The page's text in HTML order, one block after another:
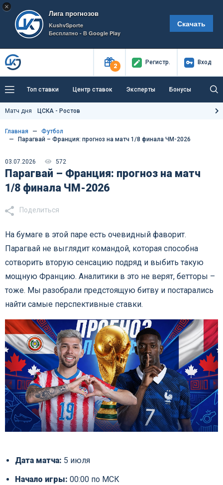
×
Лига прогнозов
KushvSporte
Бесплатно - В Google Play
Скачать
2
Регистр. Вход
Топ ставки Центр ставок Эксперты Бонусы
Тренды Букмекеры
Как тут заработать?
Матч дня ЦСКА - Ростов
Главная
Футбол
Парагвай – Франция: прогноз на матч 1/8 финала ЧМ-2026
03.07.2026 572
Парагвай – Франция: прогноз на матч
1/8 финала ЧМ-2026
Поделиться
На бумаге в этой паре есть очевидный фаворит.
Парагвай не выглядит командой, которая способна
сотворить вторую сенсацию подряд и выбить такую
мощную Францию. Аналитики в это не верят, бетторы –
тоже. Мы разобрали предстоящую битву и постарались
найти самые перспективные ставки.
Дата матча: 5 июля
Начало игры: 00:00 по МСК